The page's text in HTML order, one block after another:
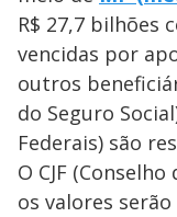
R$ 27,7 bilhões
vencidas por
outros
do Seguro
Federais) são
O CJF
os valores